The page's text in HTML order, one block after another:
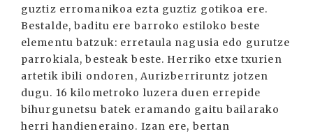
guztiz erromanikoa ezta guztiz gotikoa ere.
Bestalde, baditu ere barroko estiloko beste
elementu batzuk: erretaula nagusia edo gurutze
parrokiala, besteak beste. Herriko etxe txurien
artetik ibili ondoren, Aurizberriruntz jotzen
dugu. 16 kilometroko luzera duen errepide
bihurgunetsu batek eramando gaitu bailarako
herri handieneraino. Izan ere, bertan